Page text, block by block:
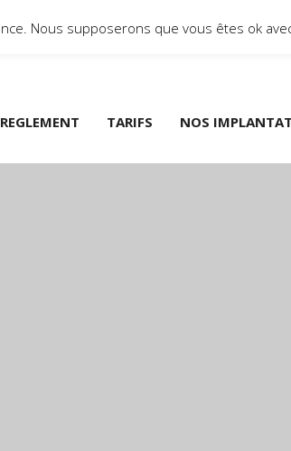
REGLEMENT TARIFS NOS
Nous supposerons que vous êtes ok